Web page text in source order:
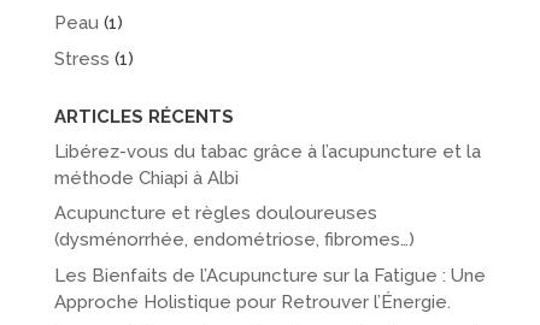
Peau (1)
Stress (1)
ARTICLES RÉCENTS
Libérez-vous du tabac grâce à l’acupuncture et la
méthode Chiapi à Albi
Acupuncture et règles douloureuses
(dysménorrhée, endométriose, fibromes…)
Les Bienfaits de l’Acupuncture sur la Fatigue : Une
Approche Holistique pour Retrouver l’Énergie.